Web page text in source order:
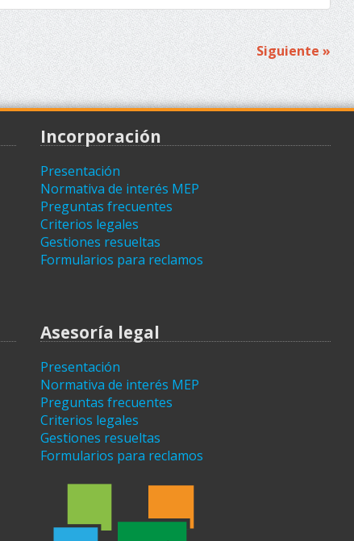
Siguiente »
Incorporación
Presentación
Normativa de interés MEP
Preguntas frecuentes
Criterios legales
Gestiones resueltas
Formularios para reclamos
Asesoría legal
Presentación
Normativa de interés MEP
Preguntas frecuentes
Criterios legales
Gestiones resueltas
Formularios para reclamos